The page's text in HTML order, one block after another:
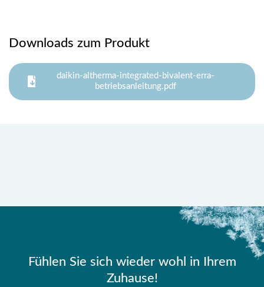
Downloads zum Produkt
daikin-altherma-integrated-bivalent-erra-
betriebsanleitung.pdf
Fühlen Sie sich wieder wohl in Ihrem
Zuhause!